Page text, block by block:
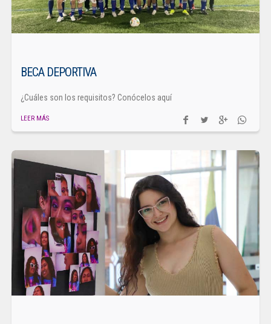
BECA DEPORTIVA
¿Cuáles son los requisitos? Conócelos aquí
LEER MÁS